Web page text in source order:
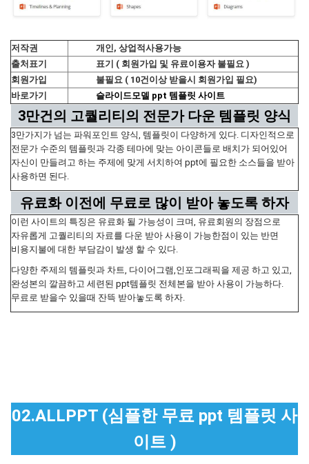
저작권
개인, 상업적사용가능
출처표기
표기 ( 회원가입 및 유료이용자 불필요 )
회원가입
불필요 ( 10건이상 받을시 회원가입 필요)
바로가기
슬라이드모델 ppt 템플릿 사이트
3만건의 고퀄리티의 전문가 다운 템플릿 양식
3만가지가 넘는 파워포인트 양식, 템플릿이 다양하게 있다. 디자인적으로
전문가 수준의 템플릿과 각종 테마에 맞는 아이콘들로 배치가 되어있어
자신이 만들려고 하는 주제에 맞게 서치하여 ppt에 필요한 소스들을 받아
사용하면 된다.
유료화 이전에 무료로 많이 받아 놓도록 하자
이런 사이트의 특징은 유료화 될 가능성이 크며, 유료회원의 장점으로
자유롭게 고퀄리티의 자료를 다운 받아 사용이 가능한점이 있는 반면
비용지불에 대한 부담감이 발생 할 수 있다.
다양한 주제의 템플릿과 차트, 다이어그램,인포그래픽을 제공 하고 있고,
완성본의 깔끔하고 세련된 ppt템플릿 전체본을 받아 사용이 가능하다.
무료로 받을수 있을때 잔뜩 받아놓도록 하자.
02.ALLPPT (심플한 무료 ppt 템플릿 사
이트 )